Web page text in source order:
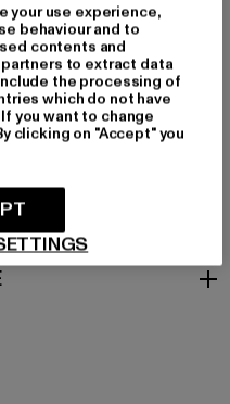
|service-de@buffalo-
| DE
your use experience,
behaviour and to
contents and
to extract data
the processing of
which do not have
you want to change
clicking on "Accept" you